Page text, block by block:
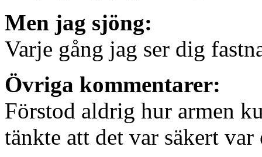
Men jag sjöng:
Varje gång jag ser dig
Övriga kommentarer:
Förstod aldrig hur armen
tänkte att det var säkert